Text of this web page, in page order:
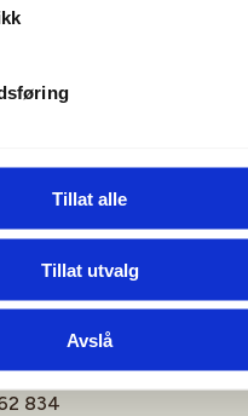
Tillat alle
Tillat utvalg
Avslå
834